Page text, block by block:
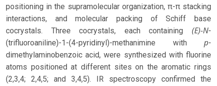
positioning in the supramolecular organization, π-π stacking
interactions, and molecular packing of Schiff base
cocrystals. Three cocrystals, each containing (E)-N-
(trifluoroaniline)-1-(4-pyridinyl)-methanimine with p-
dimethylaminobenzoic acid, were synthesized with fluorine
atoms positioned at different sites on the aromatic rings
(2,3,4; 2,4,5; and 3,4,5). IR spectroscopy confirmed the